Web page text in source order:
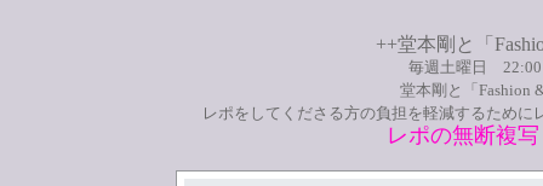
++堂本剛と「
毎週土曜日
堂本剛と「
レポをしてくださる方の負担を軽減するため
レポの無断複